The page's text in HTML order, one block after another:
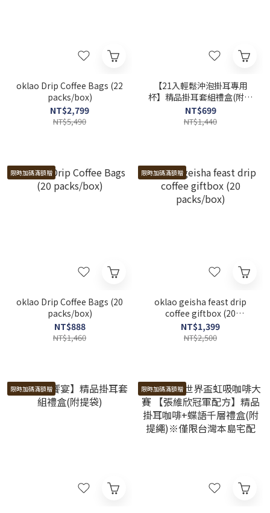
oklao Drip Coffee Bags (22
packs/box)
NT$2,799
NT$5,490
【21入輕鬆沖泡掛耳專用
杯】精品掛耳套組禮盒(附提
繩)
NT$699
NT$1,440
限時加碼滿額贈
oklao Drip Coffee Bags (20
packs/box)
NT$888
NT$1,460
限時加碼滿額贈
oklao geisha feast drip
coffee giftbox (20
packs/box)
NT$1,399
NT$2,500
限時加碼滿額贈 限時加碼滿額贈